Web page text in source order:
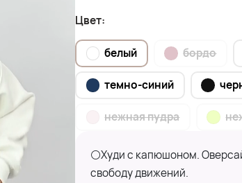
Цвет:
белый бордо
темно-синий
нежная пудра
⚪Худи с капюшоном.
свободу движений.